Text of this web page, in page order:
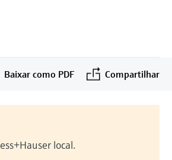
Baixar como PDF Compartilhar
local.